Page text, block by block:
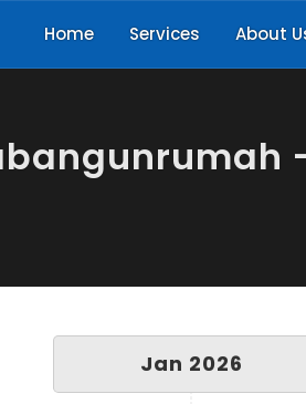
Home Services About
Jan 2026